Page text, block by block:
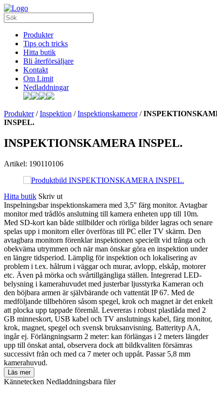
Produkter
Tips och tricks
Hitta butik
Bli återförsäljare
Kontakt
Om Limit
Nedladdningar
Produkter/Inspektion /Inspektionskameror/
INSPEL.
INSPEKTIONSKAMERA INSPEL.
Artikel: 190110106
Hitta butik Skriv ut
Inspelningsbar inspektionskamera med 3,5'' färg monitor. Avtagbar
monitor med trådlös anslutning till kamera enheten upp till 10m.
Med SD-kort kan både stillbilder och rörliga bilder lagras och senare
spelas upp i monitorn eller överföras till PC eller TV skärm. Den
avtagbara monitorn förenklar inspektionen speciellt vid trånga och
obekväma utrymmen och när man önskar göra en inspektion under
en längre tidsperiod. Lämplig för inspektion och lokalisering av
problem i t.ex. hålrum i väggar och murar, avlopp, elskåp, motorer
etc. Även på mörka och svårtillgängliga ställen. Integrerad LED-
belysning i kamerahuvudet med justerbar ljusstyrka Kameran och
den böjbara armen är självbärande och vattentät IP 67. Med de
medföljande tillbehören såsom spegel, krok och magnet är det enkelt
att plocka upp tappade föremål. Levereras i robust plastlåda med 2
GB minneskort, USB kabel och TV anslutnings kabel, färg monitor,
krok, magnet, spegel och svensk bruksanvisning. Batterityp AA,
ingår ej. Förlängningsarm 2 meter: kan förlängas i 2 meters längder
upp till önskat antal, observera dock att bildkvaliten försämras
successivt från och med ca 7 meter och uppåt. Passar 5,8 mm
kamerahuvud.
Läs mer
Kännetecken Nedladdningsbara filer